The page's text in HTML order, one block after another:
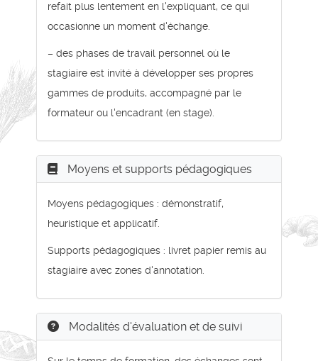
refait plus lentement en l'expliquant, ce qui
occasionne un moment d'échange.
– des phases de travail personnel où le
stagiaire est invité à développer ses propres
gammes de produits, accompagné par le
formateur ou l'encadrant (en stage).
Moyens et supports pédagogiques
Moyens pédagogiques : démonstratif,
heuristique et applicatif.
Supports pédagogiques : livret papier remis au
stagiaire avec zones d'annotation.
Modalités d'évaluation et de suivi